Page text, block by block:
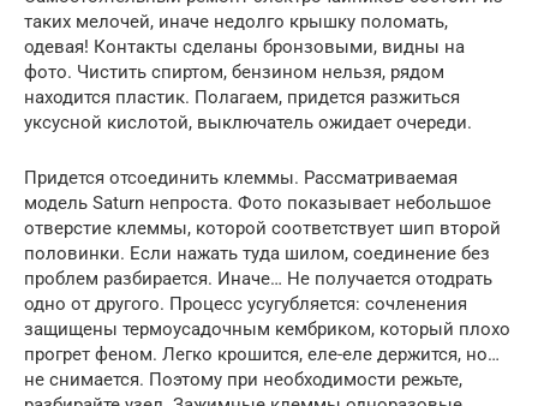
таких мелочей, иначе недолго крышку поломать,
одевая! Контакты сделаны бронзовыми, видны на
фото. Чистить спиртом, бензином нельзя, рядом
находится пластик. Полагаем, придется разжиться
уксусной кислотой, выключатель ожидает очереди.
Придется отсоединить клеммы. Рассматриваемая
модель Saturn непроста. Фото показывает небольшое
отверстие клеммы, которой соответствует шип второй
половинки. Если нажать туда шилом, соединение без
проблем разбирается. Иначе… Не получается отодрать
одно от другого. Процесс усугубляется: сочленения
защищены термоусадочным кембриком, который плохо
прогрет феном. Легко крошится, еле-еле держится, но…
не снимается. Поэтому при необходимости режьте,